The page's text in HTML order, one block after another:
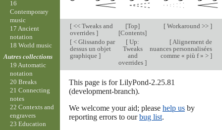
[<< Tweaks and
overrides ]
[Top]
[Contents]
[Workaround >> ]
[< Glissando par
dessus un objet
graphique ]
[ Up:
Tweaks
and
overrides]
[Alignement de
nuances personnalisées
comme « più f » > ]
This page is for LilyPond-2.25.81
(development-branch).
We welcome your aid; please help usby
reporting errors to ourbug list.
16
Contemporary
music
17 Ancient
notation
18 World music
Autres collections
19 Automatic
notation
20 Breaks
21 Connecting
notes
22 Contexts and
engravers
23 Education